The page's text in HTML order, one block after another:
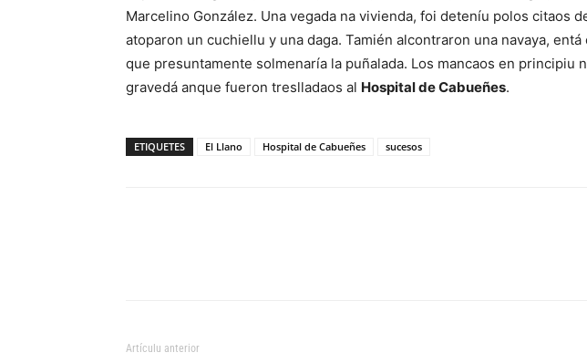
Marcelino González. Una vegada na vivienda, foi deteníu polos citaos
atoparon un cuchiellu y una daga. Tamién alcontraron una navaya,
que presuntamente solmenaría la puñalada. Los mancaos en principiu
gravedá anque fueron treslladaos al Hospital de Cabueñes.
ETIQUETES El Llano Hospital de Cabueñes sucesos
Artículu anterior